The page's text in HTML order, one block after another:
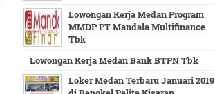
Lowongan Kerja Medan Program
MMDP PT Mandala Multifinance
Tbk
Lowongan Kerja Medan Bank BTPN Tbk
Loker Medan Terbaru Januari 2019